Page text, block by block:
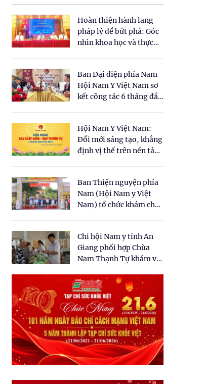
Hoàn thiện hành lang
pháp lý để bứt phá: Góc
nhìn khoa học và thực
cho Luật Y dược cổ
truyền Việt Nam"
Ban Đại diện phía Nam
Hội Nam Y Việt Nam sơ
kết công tác 6 tháng đầu
Hội Nam Y Việt Nam:
Đổi mới sáng tạo, khẳng
định vị thế trên nền tảng
Ban Thiện nguyện phía
Nam (Hội Nam y Việt
Nam) tổ chức khám chữa
dân tại xã Tân Tập
Chi hội Nam y tỉnh An
Giang phối hợp Chùa
Nam Thạnh Tự khám và
nhân dân